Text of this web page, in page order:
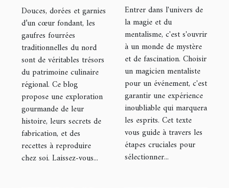
fourrées
traditionnelles
du nord
Douces, dorées et garnies
d’un cœur fondant, les
gaufres fourrées
traditionnelles du nord
sont de véritables trésors
du patrimoine culinaire
régional. Ce blog
propose une exploration
gourmande de leur
histoire, leurs secrets de
fabrication, et des
recettes à reproduire
chez soi. Laissez-vous...
mentaliste
pour éblouir
vos
événements
Entrer dans l'univers de
la magie et du
mentalisme, c'est s'ouvrir
à un monde de mystère
et de fascination. Choisir
un magicien mentaliste
pour un événement, c'est
garantir une expérience
inoubliable qui marquera
les esprits. Cet texte
vous guide à travers les
étapes cruciales pour
sélectionner...